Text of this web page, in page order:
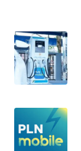
WN
LABUHANBATU
TAPANULI
TENGAH